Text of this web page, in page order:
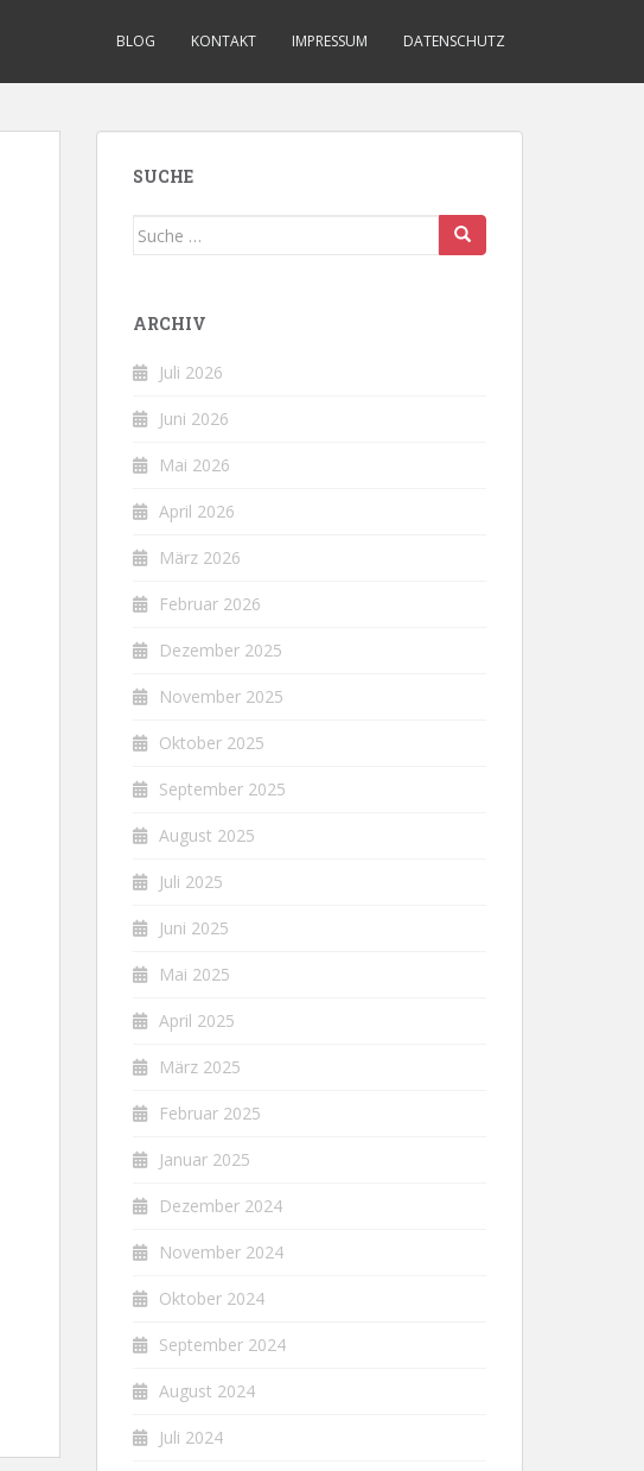
BLOG KONTAKT IMPRESSUM DATENSCHUTZ
SUCHE
Suche
ARCHIV
Juli 2026
Juni 2026
Mai 2026
April 2026
März 2026
Februar 2026
Dezember 2025
November 2025
Oktober 2025
September 2025
August 2025
Juli 2025
Juni 2025
Mai 2025
April 2025
März 2025
Februar 2025
Januar 2025
Dezember 2024
November 2024
Oktober 2024
September 2024
August 2024
Juli 2024